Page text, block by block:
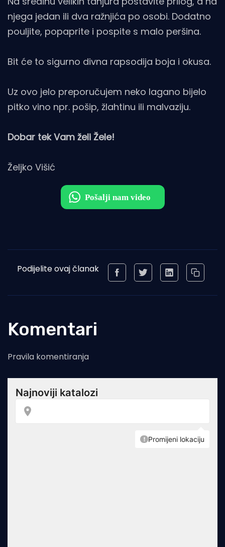
njega jedan ili dva ražnjića po osobi. Dodatno
pouljite, popaprite i pospite s malo peršina.
Bit će to sigurno divna rapsodija boja i okusa.
Uz ovo jelo preporučujem neko lagano bijelo
pitko vino npr. pošip, žlahtinu ili malvaziju.
Dobar tek Vam želi Žele!
Željko Višić
Podijelite ovaj članak
Komentari
Pravila komentiranja